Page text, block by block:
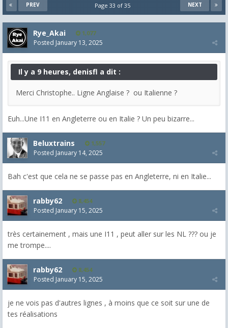
PREV NEXT
Page 33 of 35
Rye_Akai 1,077
Posted January 13, 2025
Il y a 9 heures, denisfl a dit :
Merci Christophe.. Ligne Anglaise ? ou Italienne ?
Euh...Une I11 en Angleterre ou en Italie ? Un peu bizarre...
Beluxtrains 1,557
Posted January 14, 2025
Bah c'est que cela ne se passe pas en Angleterre, ni en Italie...
rabby62 8,454
Posted January 15, 2025
très certainement , mais une I11 , peut aller sur les NL ??? ou je
me trompe....
rabby62 8,454
Posted January 15, 2025
je ne vois pas d'autres lignes , à moins que ce soit sur une de
tes réalisations